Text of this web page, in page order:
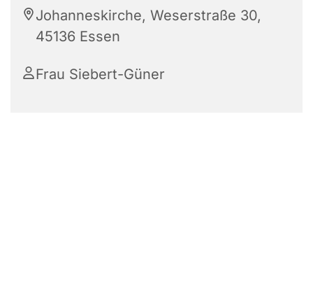
Johanneskirche, Weserstraße 30,
45136 Essen
Frau Siebert-Güner